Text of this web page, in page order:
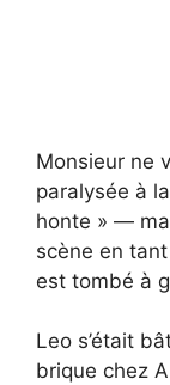
Monsieur ne
paralysée à
honte » —
scène en
est tombé à
Leo s’était
brique chez